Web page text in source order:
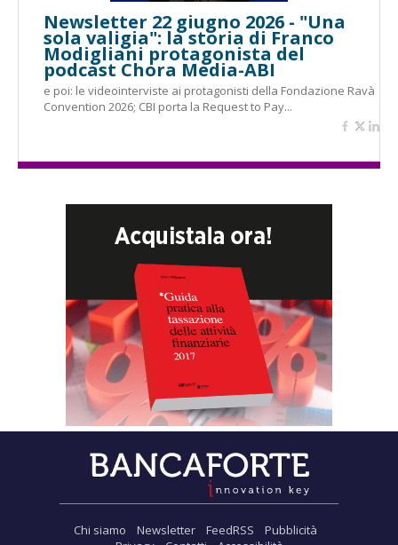
Newsletter 22 giugno 2026 - "Una
sola valigia": la storia di Franco
Modigliani protagonista del
podcast Chora Media-ABI
e poi: le videointerviste ai protagonisti della Fondazione Ravà
Convention 2026; CBI porta la Request to Pay...
Chi siamo Newsletter FeedRSS
Pubblicità